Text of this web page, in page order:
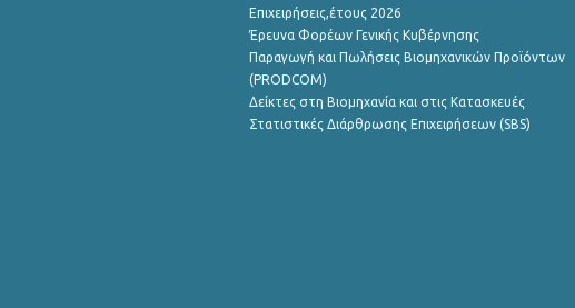
Επιχειρήσεις,έτους 2026
Έρευνα Φορέων Γενικής Κυβέρνησης
Παραγωγή και Πωλήσεις Βιομηχανικών Προϊόντων
(PRODCOM)
Δείκτες στη Βιομηχανία και στις Κατασκευές
Στατιστικές Διάρθρωσης Επιχειρήσεων (SBS)